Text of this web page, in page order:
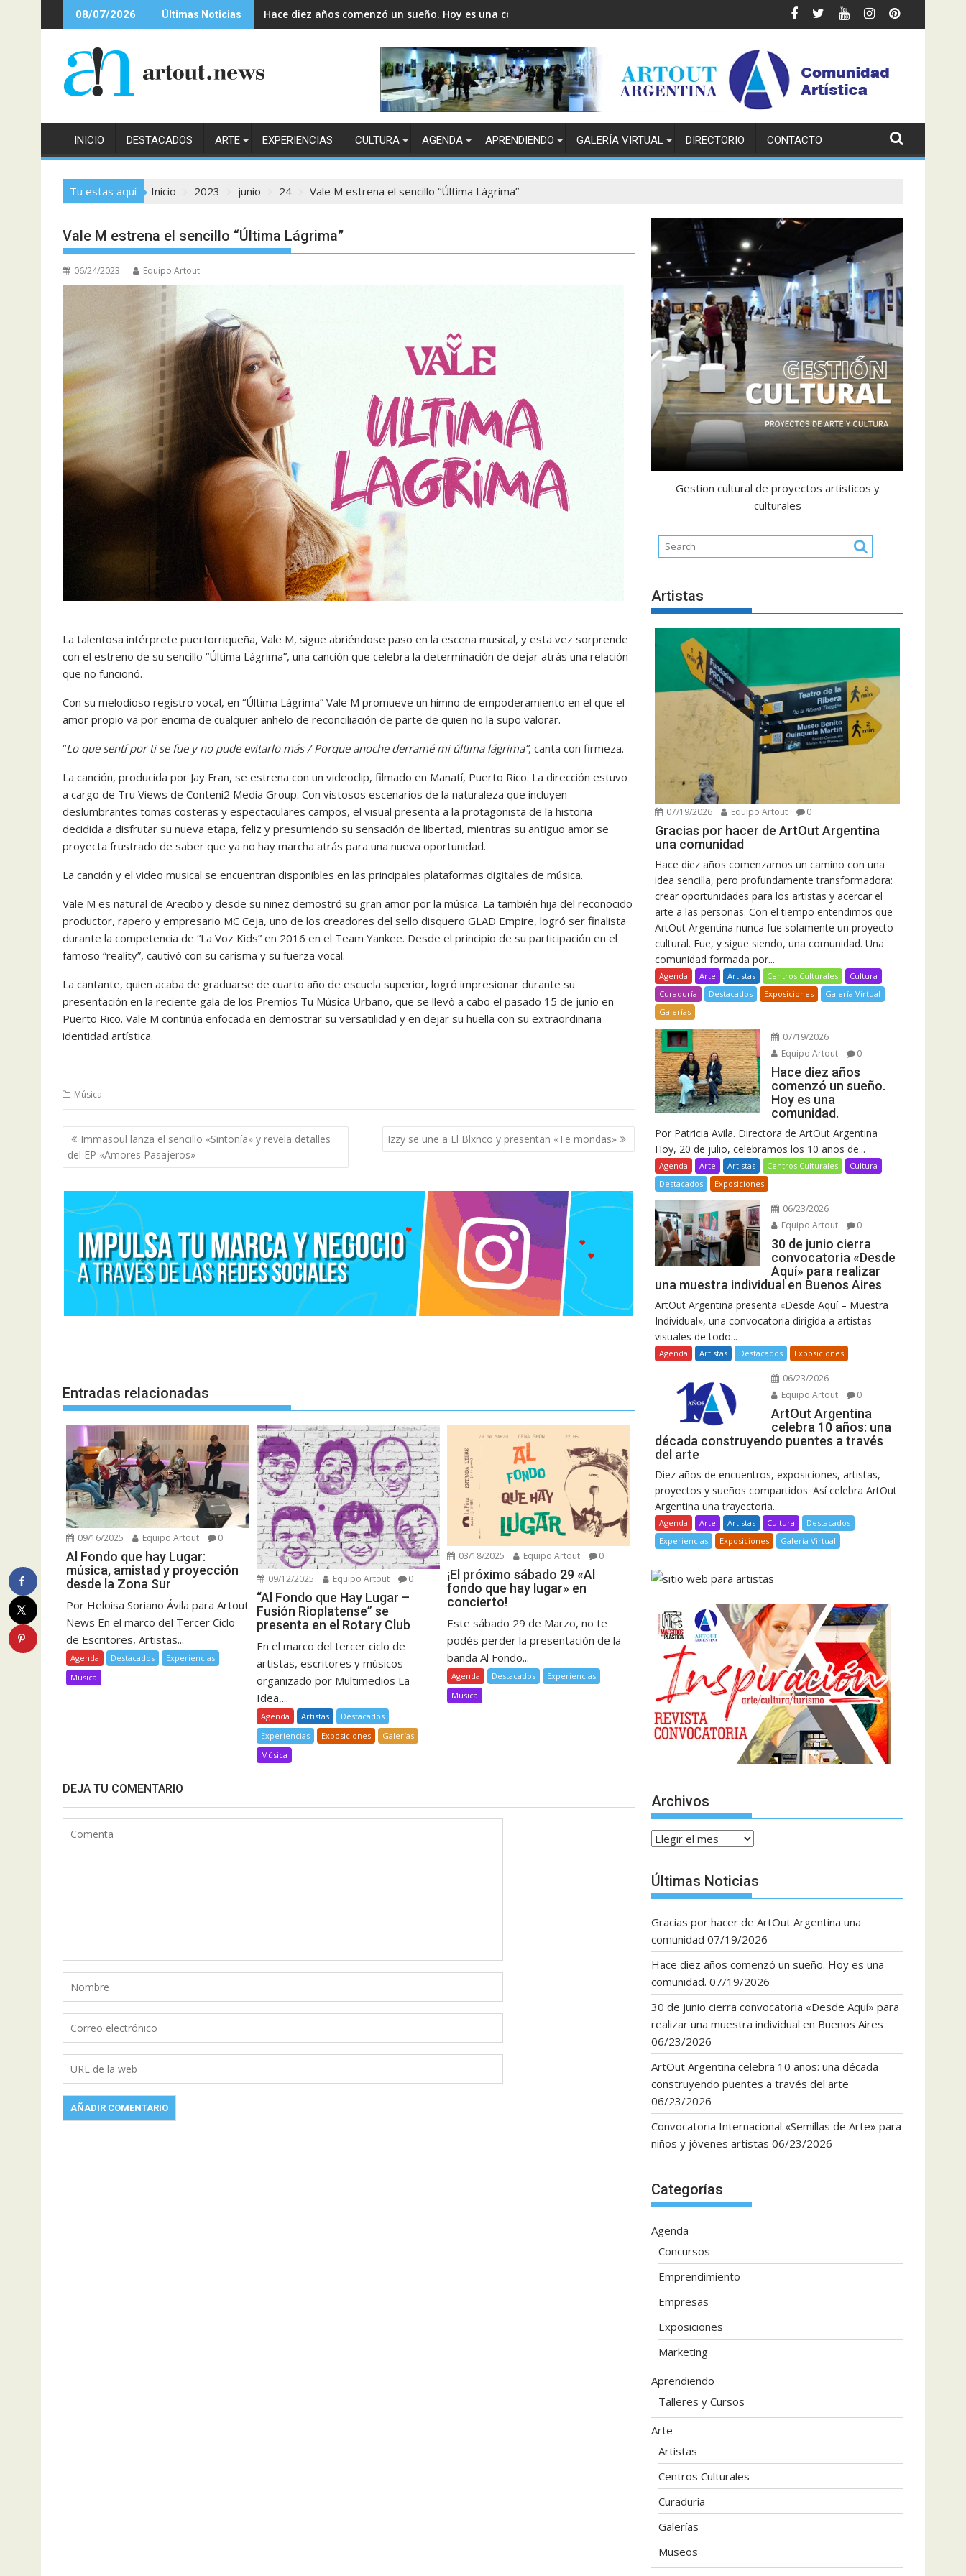
al
08/07/2026 Últimas Noticias Hace diez años comenzó un sueño. Hoy es una comunidad.
INICIO DESTACADOS ARTE EXPERIENCIAS CULTURA AGENDA APRENDIENDO GALERÍA VIRTUAL DIRECTORIO CONTACTO
Tu estas aquí Inicio 2023 junio 24 Vale M estrena el sencillo “Última Lágrima”
Vale M estrena el sencillo “Última Lágrima”
06/24/2023 Equipo Artout
La talentosa intérprete puertorriqueña, Vale M, sigue abriéndose paso en la escena musical, y esta vez sorprende
con el estreno de su sencillo “Última Lágrima”, una canción que celebra la determinación de dejar atrás una relación
que no funcionó.
Con su melodioso registro vocal, en “Última Lágrima” Vale M promueve un himno de empoderamiento en el que el
amor propio va por encima de cualquier anhelo de reconciliación de parte de quien no la supo valorar.
“Lo que sentí por ti se fue y no pude evitarlo más / Porque anoche derramé mi última lágrima”, canta con firmeza.
La canción, producida por Jay Fran, se estrena con un videoclip, filmado en Manatí, Puerto Rico. La dirección estuvo
a cargo de Tru Views de Conteni2 Media Group. Con vistosos escenarios de la naturaleza que incluyen
deslumbrantes tomas costeras y espectaculares campos, el visual presenta a la protagonista de la historia
decidida a disfrutar su nueva etapa, feliz y presumiendo su sensación de libertad, mientras su antiguo amor se
proyecta frustrado de saber que ya no hay marcha atrás para una nueva oportunidad.
La canción y el video musical se encuentran disponibles en las principales plataformas digitales de música.
Vale M es natural de Arecibo y desde su niñez demostró su gran amor por la música. La también hija del reconocido
productor, rapero y empresario MC Ceja, uno de los creadores del sello disquero GLAD Empire, logró ser finalista
durante la competencia de “La Voz Kids” en 2016 en el Team Yankee. Desde el principio de su participación en el
famoso “reality”, cautivó con su carisma y su fuerza vocal.
La cantante, quien acaba de graduarse de cuarto año de escuela superior, logró impresionar durante su
presentación en la reciente gala de los Premios Tu Música Urbano, que se llevó a cabo el pasado 15 de junio en
Puerto Rico. Vale M continúa enfocada en demostrar su versatilidad y en dejar su huella con su extraordinaria
identidad artística.
Música
Navegación
de
entradas
Immasoul lanza el sencillo «Sintonía» y revela detalles
del EP «Amores Pasajeros»
Izzy se une a El Blxnco y presentan «Te mondas»
Entradas relacionadas
09/16/2025 Equipo Artout 0
Al Fondo que hay Lugar:
música, amistad y proyección
desde la Zona Sur
Por Heloisa Soriano Ávila para Artout
News En el marco del Tercer Ciclo
de Escritores, Artistas...
Agenda Destacados
Experiencias
Música
09/12/2025 Equipo Artout 0
“Al Fondo que Hay Lugar –
Fusión Rioplatense” se
presenta en el Rotary Club
En el marco del tercer ciclo de
artistas, escritores y músicos
organizado por Multimedios La
Idea,...
Agenda Artistas
Destacados
Experiencias
Exposiciones
Galerías
Música
03/18/2025 Equipo Artout 0
¡El próximo sábado 29 «Al
fondo que hay lugar» en
concierto!
Este sábado 29 de Marzo, no te
podés perder la presentación de la
banda Al Fondo...
Agenda Destacados
Experiencias
Música
DEJA TU COMENTARIO
Gestion cultural de proyectos artisticos y
culturales
Artistas
07/19/2026 Equipo Artout 0
Gracias por hacer de ArtOut Argentina
una comunidad
Hace diez años comenzamos un camino con una
idea sencilla, pero profundamente transformadora:
crear oportunidades para los artistas y acercar el
arte a las personas. Con el tiempo entendimos que
ArtOut Argentina nunca fue solamente un proyecto
cultural. Fue, y sigue siendo, una comunidad. Una
comunidad formada por...
Agenda Arte Artistas Centros Culturales
Cultura
Curaduría
Destacados Exposiciones
Galería Virtual
Galerías
07/19/2026
Equipo Artout
0
Hace diez años
comenzó un sueño.
Hoy es una
comunidad.
Por Patricia Avila. Directora de ArtOut Argentina
Hoy, 20 de julio, celebramos los 10 años de...
Agenda Arte Artistas Centros Culturales
Cultura
Destacados
Exposiciones
06/23/2026
Equipo Artout
0
30 de junio cierra
convocatoria «Desde
Aquí» para realizar
una muestra individual en Buenos Aires
ArtOut Argentina presenta «Desde Aquí – Muestra
Individual», una convocatoria dirigida a artistas
visuales de todo...
Agenda Artistas Destacados Exposiciones
06/23/2026
Equipo Artout
0
ArtOut Argentina
celebra 10 años: una
década construyendo puentes a través
del arte
Diez años de encuentros, exposiciones, artistas,
proyectos y sueños compartidos. Así celebra ArtOut
Argentina una trayectoria...
Agenda Arte Artistas Cultura
Destacados
Experiencias
Exposiciones Galería Virtual
Archivos
Archivos
Últimas Noticias
Gracias por hacer de ArtOut Argentina una
comunidad 07/19/2026
Hace diez años comenzó un sueño. Hoy es una
comunidad. 07/19/2026
30 de junio cierra convocatoria «Desde Aquí» para
realizar una muestra individual en Buenos Aires
06/23/2026
ArtOut Argentina celebra 10 años: una década
construyendo puentes a través del arte
06/23/2026
Convocatoria Internacional «Semillas de Arte» para
niños y jóvenes artistas 06/23/2026
Categorías
Agenda
Concursos
Emprendimiento
Empresas
Exposiciones
Marketing
Aprendiendo
Talleres y Cursos
Arte
Artistas
Centros Culturales
Curaduría
Galerías
Museos